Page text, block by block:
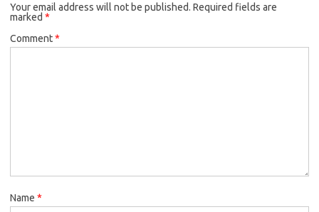
Your email address will not be published. Required fields are
marked *
Comment*
Name *